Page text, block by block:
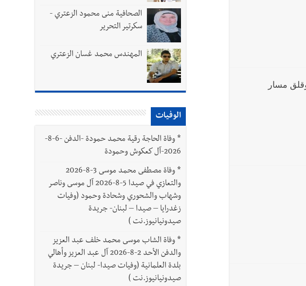
إلى النيابة العامة التمييزية
رجل الاعمال الاماراتي خلف الحبتور : 112 شهيداً شُيّعوا في ‫غزة‬ بعد أن بقوا تحت الأنقاض منذ عام 2023: أيُعقل أن يبقى الشعب الفلسطيني يعيش كل هذا الألم؟ وإلى متى
ما دامت التهديدات مستمرّة
مسار
الصحافية منى محمود الزعتري -
سكرتير التحرير
المهندس محمد غسان الزعتري
الوفيات
*
وفاة الحاجة رقية محمد حمودة -الدفن -6-8-
2026-آل كعكوش وحمودة
*
وفاة مصطفى محمد موسى 3-8-2026
والتعازي في صيدا 5-8-2026 آل موسى وناصر
وشهاب والشحوري وشحادة وحمود (وفيات
زغدرايا – صيدا – لبنان- جريدة
صيدونيانيوز.نت )
* وفاة الشاب موسى محمد خلف عبد العزيز
والدفن الأحد 2-8-2026 آل عبد العزيز وأهالي
بلدة العلمانية (وفيات صيدا- لبنان – جريدة
صيدونيانيوز.نت )